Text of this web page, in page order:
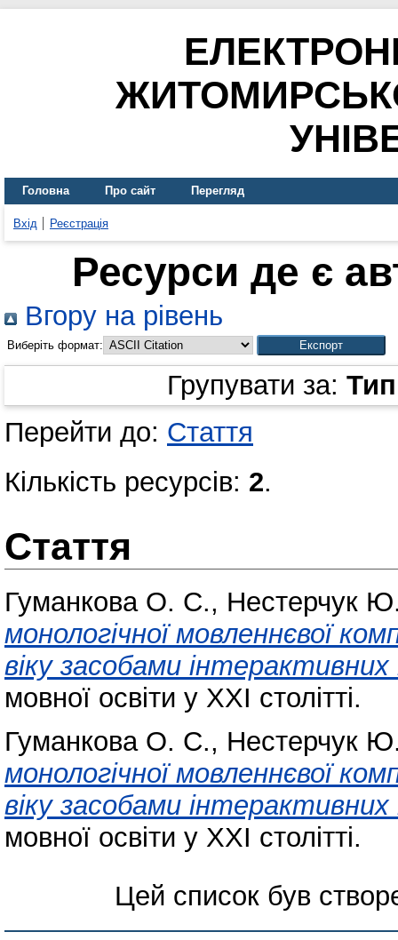
Головна Про сайт Перегляд
Вхід Реєстрація
Ресурси де є
Вгору на рівень
Виберіть формат:
Групувати за:
Перейти до: Стаття
Кількість ресурсів: 2.
Стаття
Гуманкова О. С., Нестерчук
монологічної мовленнєвої
віку засобами інтерактивних
мовної освіти у ХХІ столітті.
Гуманкова О. С., Нестерчук
монологічної мовленнєвої
віку засобами інтерактивних
мовної освіти у ХХІ столітті.
Цей список був